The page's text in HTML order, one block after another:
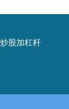
股加杠杆